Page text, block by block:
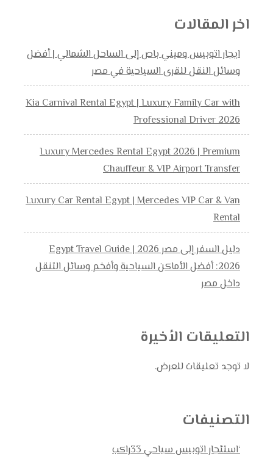
اخر المقالات
ايجار اتوبيس وميني باص إلى الساحل الشمالي | أفضل
وسائل النقل للقرى السياحية في مصر
Kia Carnival Rental Egypt | Luxury Family Car with
Professional Driver 2026
Luxury Mercedes Rental Egypt 2026 | Premium
Chauffeur & VIP Airport Transfer
Luxury Car Rental Egypt | Mercedes VIP Car & Van
Rental
دليل السفر إلى مصر 2026 | Egypt Travel Guide
2026: أفضل الأماكن السياحية وأفخم وسائل التنقل
داخل مصر
التعليقات الأخيرة
لا توجد تعليقات للعرض.
التصنيفات
‘استئجار اتوبيس سياحي 33راكب